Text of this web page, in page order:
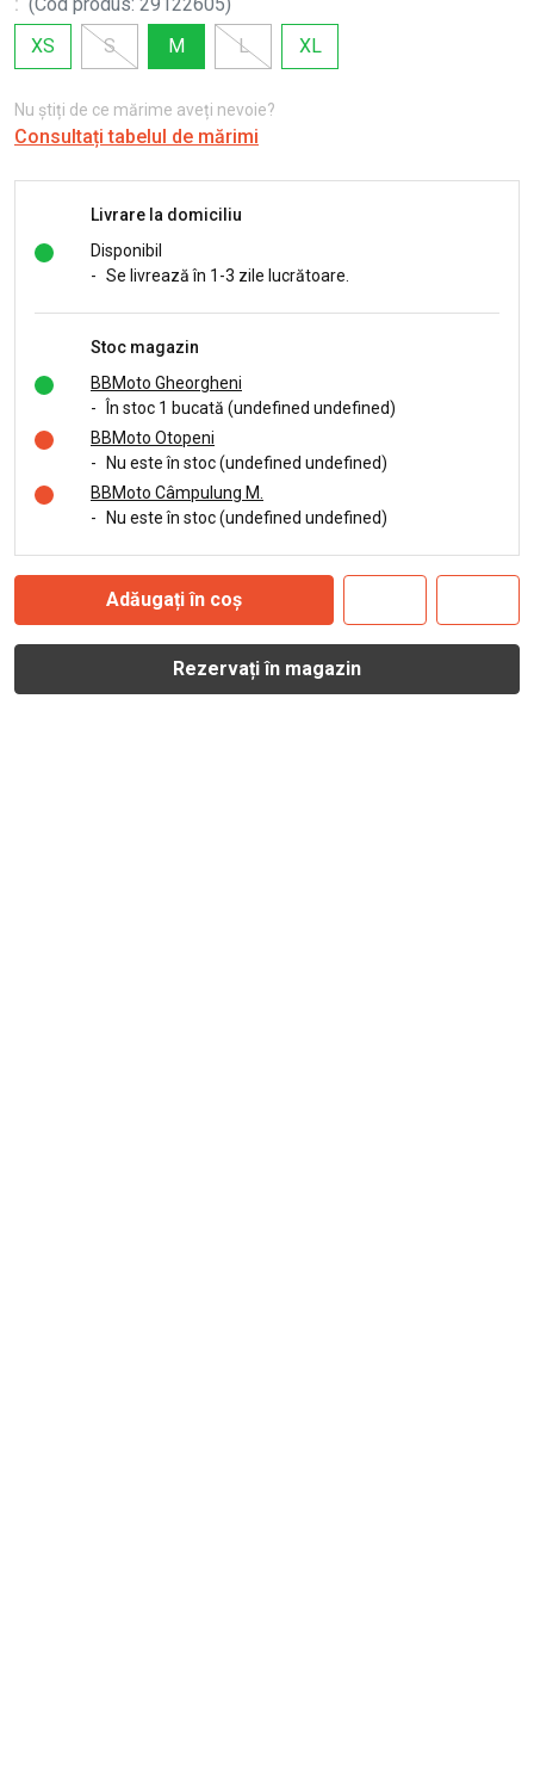
XS
S M L XL
Nu știți de ce mărime aveți nevoie?
Consultați tabelul de mărimi
Livrare la domiciliu
Disponibil
- Se livrează în 1-3 zile lucrătoare.
Stoc magazin
BBMoto Gheorgheni
-
În stoc 1 bucată (undefined undefined)
BBMoto Otopeni
-
Nu este în stoc (undefined undefined)
BBMoto Câmpulung M.
-
Nu este în stoc (undefined undefined)
Adăugați în coș
Rezervați în magazin